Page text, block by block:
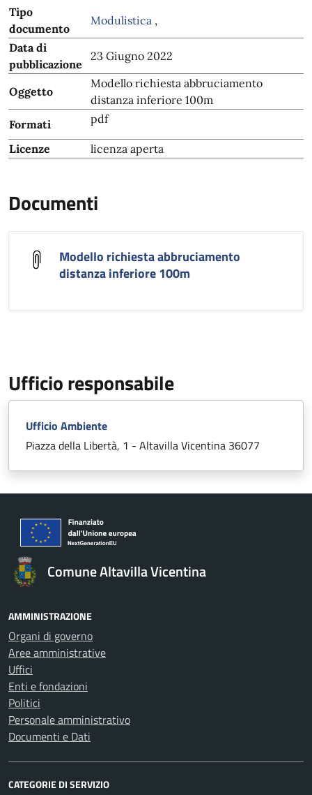
Tipo
documento
Modulistica ,
Data di
pubblicazione
23 Giugno 2022
Oggetto
Modello richiesta abbruciamento
distanza inferiore 100m
Formati
pdf
Licenze licenza aperta
Documenti
Modello richiesta abbruciamento
distanza inferiore 100m
Ufficio responsabile
Ufficio Ambiente
Piazza della Libertà, 1 - Altavilla Vicentina 36077
Comune Altavilla Vicentina
AMMINISTRAZIONE
Organi di governo
Aree amministrative
Uffici
Enti e fondazioni
Politici
Personale amministrativo
Documenti e Dati
CATEGORIE DI SERVIZIO